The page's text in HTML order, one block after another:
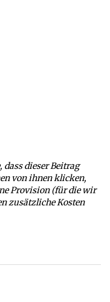
dieser Beitrag
von ihnen klicken,
Provision (für die wir
zusätzliche Kosten